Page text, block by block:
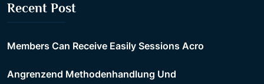
Recent Post
Members Can Receive Easily Sessions Acro
Angrenzend Methodenhandlung Und